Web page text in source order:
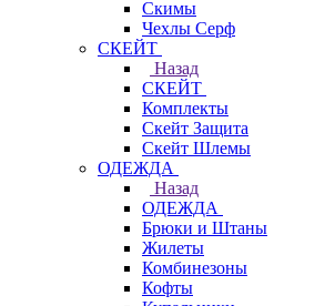
Скимы
Чехлы Cерф
СКЕЙТ
Назад
СКЕЙТ
Комплекты
Скейт Защита
Скейт Шлемы
ОДЕЖДА
Назад
ОДЕЖДА
Брюки и Штаны
Жилеты
Комбинезоны
Кофты